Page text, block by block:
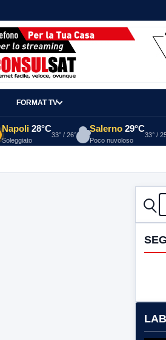
FORMAT TV
Napoli 28°C
Soleggiato
33° / 26°
Salerno 29°C
Poco nuvoloso
33° /